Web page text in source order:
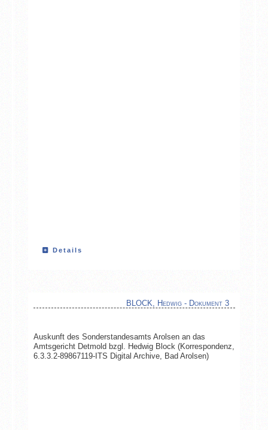
Details
BLOCK, Hedwig - Dokument 3
Auskunft des Sonderstandesamts Arolsen an das
Amtsgericht Detmold bzgl. Hedwig Block (Korrespondenz,
6.3.3.2-89867119-ITS Digital Archive, Bad Arolsen)